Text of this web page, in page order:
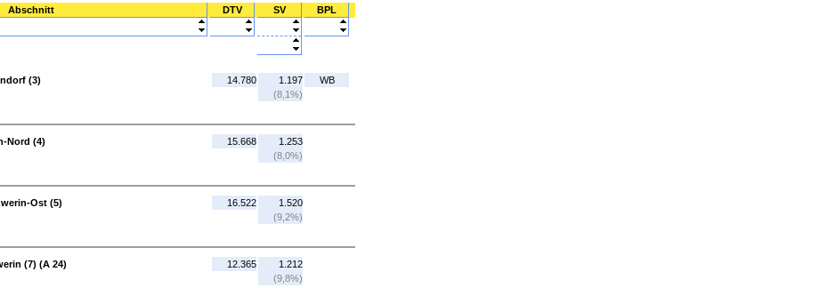
Abschnitt DTV SV BPL
(3)
14.780
1.197
(8,1%)
WB
Nord (4)
15.668
1.253
(8,0%)
Ost (5)
16.522
1.520
(9,2%)
(7) (A 24)
12.365
1.212
(9,8%)